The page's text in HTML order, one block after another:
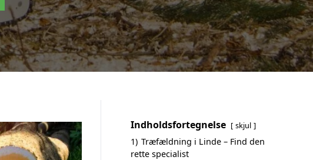
Indholdsfortegnelse skjul
1) Træfældning i Linde – Find den
rette specialist